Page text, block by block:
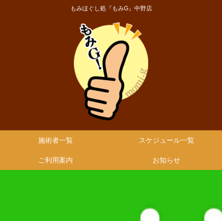
もみほぐし処『もみG』中野店
施術者一覧 スケジュール一覧
ご利用案内 お知らせ